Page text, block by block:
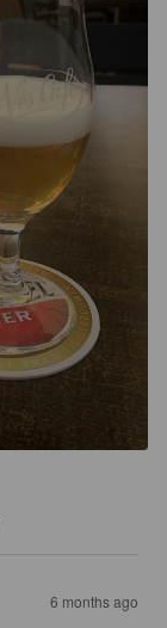
6 months ago